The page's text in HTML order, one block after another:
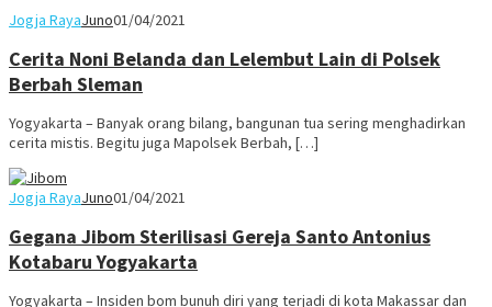
Jogja RayaJuno01/04/2021
Cerita Noni Belanda dan Lelembut Lain di Polsek
Berbah Sleman
Yogyakarta – Banyak orang bilang, bangunan tua sering menghadirkan
cerita mistis. Begitu juga Mapolsek Berbah, […]
Jogja RayaJuno01/04/2021
Gegana Jibom Sterilisasi Gereja Santo Antonius
Kotabaru Yogyakarta
Yogyakarta – Insiden bom bunuh diri yang terjadi di kota Makassar dan